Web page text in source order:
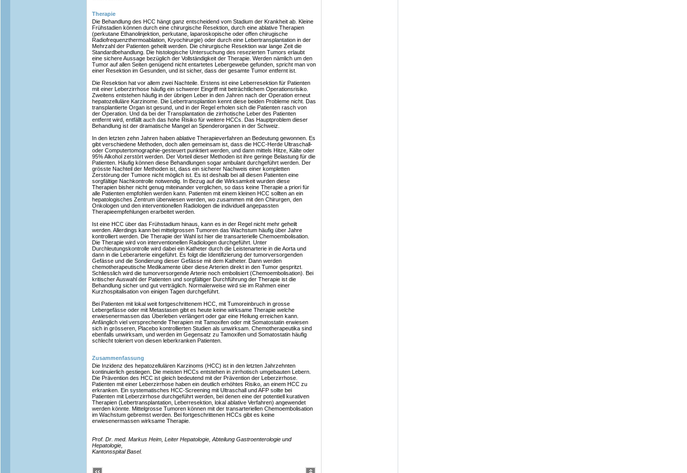
Therapie
Die Behandlung des HCC hängt ganz entscheidend vom Stadium der Krankheit ab. Kleine
Frühstadien können durch eine chirurgische Resektion, durch eine ablative Therapien
(perkutane Ethanolinjektion, perkutane, laparoskopische oder offen chirugische
Radiofrequenzthermoablation, Kryochirurgie) oder durch eine Lebertransplantation in der
Mehrzahl der Patienten geheilt werden. Die chirurgische Resektion war lange Zeit die
Standardbehandlung. Die histologische Untersuchung des resezierten Tumors erlaubt
eine sichere Aussage bezüglich der Vollständigkeit der Therapie. Werden nämlich um den
Tumor auf allen Seiten genügend nicht entartetes Lebergewebe gefunden, spricht man von
einer Resektion im Gesunden, und ist sicher, dass der gesamte Tumor entfernt ist.
Die Resektion hat vor allem zwei Nachteile. Erstens ist eine Leberresektion für Patienten
mit einer Leberzirrhose häufig ein schwerer Eingriff mit beträchtlichem Operationsrisiko.
Zweitens entstehen häufig in der übrigen Leber in den Jahren nach der Operation erneut
hepatozelluläre Karzinome. Die Lebertransplantion kennt diese beiden Probleme nicht. Das
transplantierte Organ ist gesund, und in der Regel erholen sich die Patienten rasch von
der Operation. Und da bei der Transplantation die zirrhotische Leber des Patienten
entfernt wird, entfällt auch das hohe Risiko für weitere HCCs. Das Hauptproblem dieser
Behandlung ist der dramatische Mangel an Spenderorganen in der Schweiz.
In den letzten zehn Jahren haben ablative Therapieverfahren an Bedeutung gewonnen. Es
gibt verschiedene Methoden, doch allen gemeinsam ist, dass die HCC-Herde Ultraschall-
oder Computertomographie-gesteuert punktiert werden, und dann mittels Hitze, Kälte oder
95% Alkohol zerstört werden. Der Vorteil dieser Methoden ist ihre geringe Belastung für die
Patienten. Häufig können diese Behandlungen sogar ambulant durchgeführt werden. Der
grösste Nachteil der Methoden ist, dass ein sicherer Nachweis einer kompletten
Zerstörung der Tumore nicht möglich ist. Es ist deshalb bei all diesen Patienten eine
sorgfältige Nachkontrolle notwendig. In Bezug auf die Wirksamkeit wurden diese
Therapien bisher nicht genug miteinander verglichen, so dass keine Therapie a priori für
alle Patienten empfohlen werden kann. Patienten mit einem kleinen HCC sollten an ein
hepatologisches Zentrum überwiesen werden, wo zusammen mit den Chirurgen, den
Onkologen und den interventionellen Radiologen die individuell angepassten
Therapieempfehlungen erarbeitet werden.
Ist eine HCC über das Frühstadium hinaus, kann es in der Regel nicht mehr geheilt
werden. Allerdings kann bei mittelgrossen Tumoren das Wachstum häufig über Jahre
kontrolliert werden. Die Therapie der Wahl ist hier die transarterielle Chemoembolisation.
Die Therapie wird von interventionellen Radiologen durchgeführt. Unter
Durchleutungskontrolle wird dabei ein Katheter durch die Leistenarterie in die Aorta und
dann in die Leberarterie eingeführt. Es folgt die Identifizierung der tumorversorgenden
Gefässe und die Sondierung dieser Gefässe mit dem Katheter. Dann werden
chemotherapeutische Medikamente über diese Arterien direkt in den Tumor gespritzt.
Schliesslich wird die tumorversorgende Arterie noch embolisiert (Chemoembolisation). Bei
kritischer Auswahl der Patienten und sorgfältiger Durchführung der Therapie ist die
Behandlung sicher und gut verträglich. Normalerweise wird sie im Rahmen einer
Kurzhospitalisation von einigen Tagen durchgeführt.
Bei Patienten mit lokal weit fortgeschrittenem HCC, mit Tumoreinbruch in grosse
Lebergefässe oder mit Metastasen gibt es heute keine wirksame Therapie welche
erwiesenermassen das Überleben verlängert oder gar eine Heilung erreichen kann.
Anfänglich viel versprechende Therapien mit Tamoxifen oder mit Somatostatin erwiesen
sich in grösseren, Placebo kontrollierten Studien als unwirksam. Chemotherapeutika sind
ebenfalls unwirksam, und werden im Gegensatz zu Tamoxifen und Somatostatin häufig
schlecht toleriert von diesen leberkranken Patienten.
Zusammenfassung
Die Inzidenz des hepatozellulären Karzinoms (HCC) ist in den letzten Jahrzehnten
kontinuierlich gestiegen. Die meisten HCCs entstehen in zirrhotisch umgebauten Lebern.
Die Prävention des HCC ist gleich bedeutend mit der Prävention der Leberzirrhose.
Patienten mit einer Leberzirrhose haben ein deutlich erhöhtes Risiko, an einem HCC zu
erkranken. Ein systematisches HCC-Screening mit Ultraschall und AFP sollte bei
Patienten mit Leberzirrhose durchgeführt werden, bei denen eine der potentiell kurativen
Therapien (Lebertransplantation, Leberresektion, lokal ablative Verfahren) angewendet
werden könnte. Mittelgrosse Tumoren können mit der transarteriellen Chemoembolisation
im Wachstum gebremst werden. Bei fortgeschrittenen HCCs gibt es keine
erwiesenermassen wirksame Therapie.
Prof. Dr. med. Markus Heim, Leiter Hepatologie, Abteilung Gastroenterologie und
Hepatologie,
Kantonsspital Basel.